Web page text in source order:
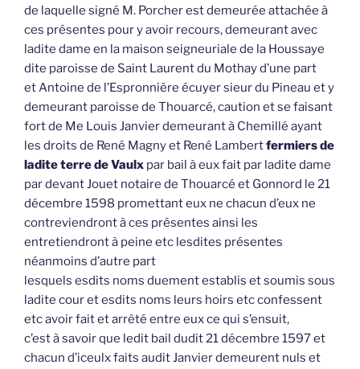
de laquelle signé M. Porcher est demeurée attachée à
ces présentes pour y avoir recours, demeurant avec
ladite dame en la maison seigneuriale de la Houssaye
dite paroisse de Saint Laurent du Mothay d’une part
et Antoine de l’Espronnière écuyer sieur du Pineau et y
demeurant paroisse de Thouarcé, caution et se faisant
fort de Me Louis Janvier demeurant à Chemillé ayant
les droits de René Magny et René Lambertfermiers de
ladite terre de Vaulx par bail à eux fait par ladite dame
par devant Jouet notaire de Thouarcé et Gonnord le 21
décembre 1598 promettant eux ne chacun d’eux ne
contreviendront à ces présentes ainsi les
entretiendront à peine etc lesdites présentes
néanmoins d’autre part
lesquels esdits noms duement establis et soumis sous
ladite cour et esdits noms leurs hoirs etc confessent
etc avoir fait et arrêté entre eux ce qui s’ensuit,
c’est à savoir que ledit bail dudit 21 décembre 1597 et
chacun d’iceulx faits audit Janvier demeurent nuls et